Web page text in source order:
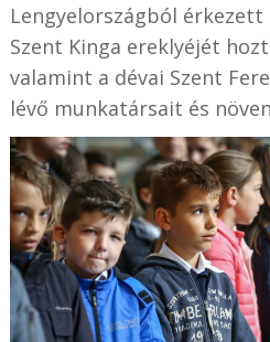
Lengyelországból
Szent Kinga ereklyéjét
valamint a dévai Szent
lévő munkatársait és